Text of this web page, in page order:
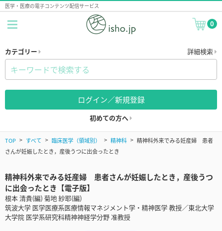
医学・医療の電子コンテンツ配信サービス
0
カテゴリー 詳細検索
ログイン／新規登録
初めての方へ
TOP すべて 臨床医学（領域別） 精神科
精神科外来でみる妊産婦 患者
さんが妊娠したとき，産後うつに出会ったとき
精神科外来でみる妊産婦 患者さんが妊娠したとき，産後うつ
に出会ったとき【電子版】
根本 清貴(編) 菊地 紗耶(編)
筑波大学 医学医療系医療情報マネジメント学・精神医学 教授／東北大学
大学院 医学系研究科精神神経学分野 准教授